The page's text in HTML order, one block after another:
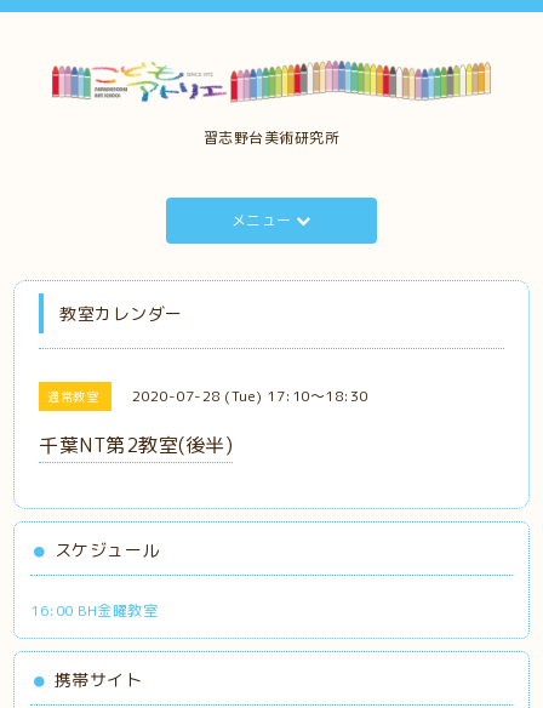
習志野台美術研究所
メニュー
教室カレンダー
通常教室 2020-07-28 (Tue) 17:10～18:30
千葉NT第2教室(後半)
スケジュール
16:00 BH金曜教室
携帯サイト